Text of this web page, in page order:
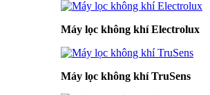
Máy lọc không khí Electrolux
Máy lọc không khí TruSens